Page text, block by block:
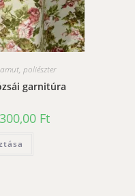
poliészter
garnitúra
FtÁrtartomány:
5100,00 Ft